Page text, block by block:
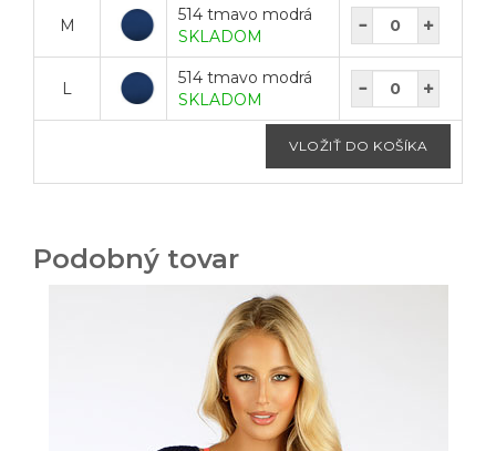
M
514 tmavo modrá
SKLADOM
L
514 tmavo modrá
SKLADOM
Podobný tovar